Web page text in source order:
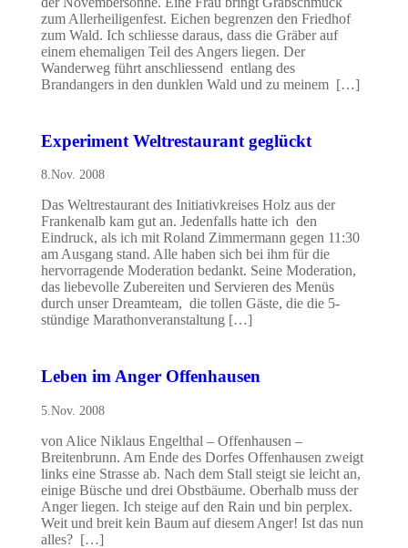
zum Allerheiligenfest. Eichen begrenzen den Friedhof
zum Wald. Ich schliesse daraus, dass die Gräber auf
einem ehemaligen Teil des Angers liegen. Der
Wanderweg führt anschliessend entlang des
Brandangers in den dunklen Wald und zu meinem […]
Experiment Weltrestaurant geglückt
8.Nov. 2008
Das Weltrestaurant des Initiativkreises Holz aus der
Frankenalb kam gut an. Jedenfalls hatte ich den
Eindruck, als ich mit Roland Zimmermann gegen 11:30
am Ausgang stand. Alle haben sich bei ihm für die
hervorragende Moderation bedankt. Seine Moderation,
das liebevolle Zubereiten und Servieren des Menüs
durch unser Dreamteam, die tollen Gäste, die die 5-
stündige Marathonveranstaltung […]
Leben im Anger Offenhausen
5.Nov. 2008
von Alice Niklaus Engelthal – Offenhausen –
Breitenbrunn. Am Ende des Dorfes Offenhausen zweigt
links eine Strasse ab. Nach dem Stall steigt sie leicht an,
einige Büsche und drei Obstbäume. Oberhalb muss der
Anger liegen. Ich steige auf den Rain und bin perplex.
Weit und breit kein Baum auf diesem Anger! Ist das nun
alles? […]